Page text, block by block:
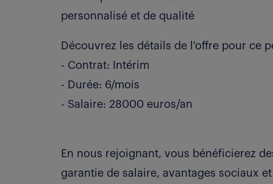
personnalisé et de qualité
Découvrez les détails de l'offre pour ce
- Contrat: Intérim
- Durée: 6/mois
- Salaire: 28000 euros/an
En nous rejoignant, vous bénéficierez
garantie de salaire, avantages sociaux